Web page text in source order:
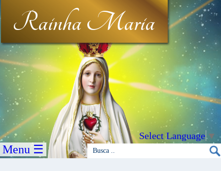
Rainha Maria
Select Language▼
Menu ☰